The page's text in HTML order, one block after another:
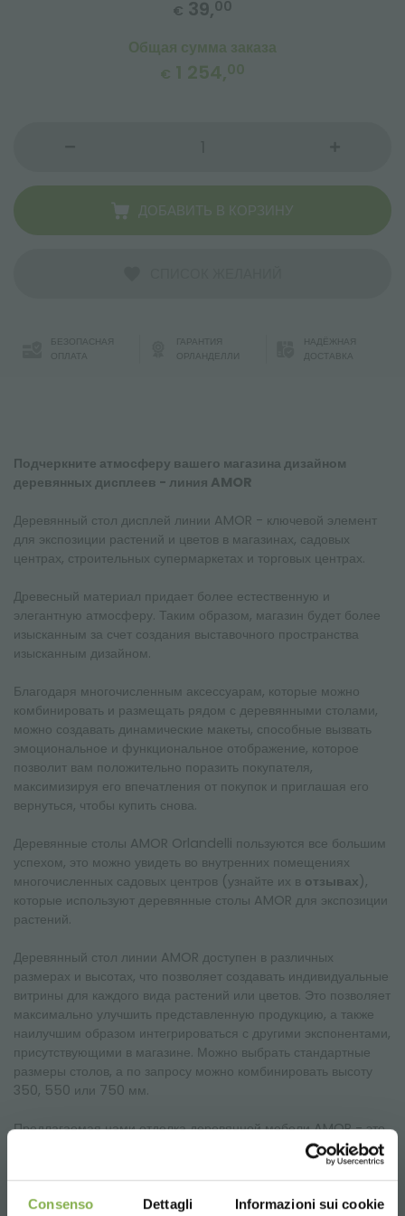
Consenso Dettagli Informazioni sui cookie
€ 39,00
Общая сумма заказа
€ 1 254,00
ДОБАВИТЬ В КОРЗИНУ
БЕЗОПАСНАЯ
ОПЛАТА
ГАРАНТИЯ
ОРЛАНДЕЛЛИ
НАДЁЖНАЯ
ДОСТАВКА
Подчеркните атмосферу вашего магазина дизайном
деревянных дисплеев - линия AMOR
Деревянный стол дисплей линии AMOR - ключевой элемент
для экспозиции растений и цветов в магазинах, садовых
центрах, строительных супермаркетах и торговых центрах.
Древесный материал придает более естественную и
элегантную атмосферу. Таким образом, магазин будет более
изысканным за счет создания выставочного пространства
изысканным дизайном.
Благодаря многочисленным аксессуарам, которые можно
комбинировать и размещать рядом с деревянными столами,
можно создавать динамические макеты, способные вызвать
эмоциональное и функциональное отображение, которое
позволит вам положительно поразить покупателя,
максимизируя его впечатления от покупок и приглашая его
вернуться, чтобы купить снова.
Деревянные столы AMOR Orlandelli пользуются все большим
успехом, это можно увидеть во внутренних помещениях
многочисленных садовых центров (узнайте их в отзывах),
которые используют деревянные столы AMOR для экспозиции
растений.
Деревянный стол линии AMOR доступен в различных
размерах и высотах, что позволяет создавать индивидуальные
витрины для каждого вида растений или цветов. Это позволяет
максимально улучшить представленную продукцию, а также
наилучшим образом интегрироваться с другими экспонентами,
присутствующими в магазине. Можно выбрать стандартные
размеры столов, а по запросу можно комбинировать высоту
350, 550 или 750 мм.
Предлагаемая нами отделка деревянной мебели AMOR - это
предназначенная для воссоздания неровных пропилов,
оставшихся от старых рабочих пил плотников. Теперь с
помощью специальной поперечной пилы гравируется дерево,